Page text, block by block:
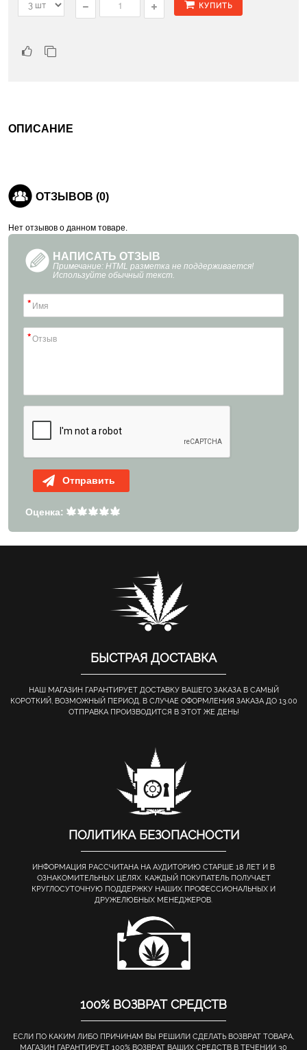
КУПИТЬ
ОПИСАНИЕ
ОТЗЫВОВ (0)
Нет отзывов о данном товаре.
НАПИСАТЬ ОТЗЫВ
Примечание: HTML разметка не поддерживается!
Используйте обычный текст.
Отправить
Оценка:
БЫСТРАЯ ДОСТАВКА
НАШ МАГАЗИН ГАРАНТИРУЕТ ДОСТАВКУ ВАШЕГО ЗАКАЗА В САМЫЙ
КОРОТКИЙ, ВОЗМОЖНЫЙ ПЕРИОД. В СЛУЧАЕ ОФОРМЛЕНИЯ ЗАКАЗА ДО 13.00
ОТПРАВКА ПРОИЗВОДИТСЯ В ЭТОТ ЖЕ ДЕНЬ!
ПОЛИТИКА БЕЗОПАСНОСТИ
ИНФОРМАЦИЯ РАССЧИТАНА НА АУДИТОРИЮ СТАРШЕ 18 ЛЕТ И В
ОЗНАКОМИТЕЛЬНЫХ ЦЕЛЯХ. КАЖДЫЙ ПОКУПАТЕЛЬ ПОЛУЧАЕТ
КРУГЛОСУТОЧНУЮ ПОДДЕРЖКУ НАШИХ ПРОФЕССИОНАЛЬНЫХ И
ДРУЖЕЛЮБНЫХ МЕНЕДЖЕРОВ.
100% ВОЗВРАТ СРЕДСТВ
ЕСЛИ ПО КАКИМ ЛИБО ПРИЧИНАМ ВЫ РЕШИЛИ СДЕЛАТЬ ВОЗВРАТ ТОВАРА,
МАГАЗИН ГАРАНТИРУЕТ 100% ВОЗВРАТ ВАШИХ СРЕДСТВ В ТЕЧЕНИИ 30